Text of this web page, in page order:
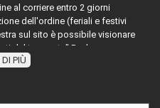
al corriere entro 2 giorni
dell'ordine (feriali e festivi
sul sito è possibile visionare
del trasporto" Per la merce
MERCE PRONTO
ai tempi dell'affidamento al
PIÙ